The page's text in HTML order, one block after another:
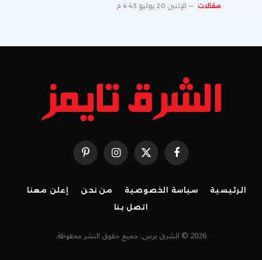
مقالات الإثنين 20 يوليو 4:43 م
فيسبوك X
(Twitter)
الانستغرامبينتيريست
الرئيسية سياسة الخصوصية من نحن
إعلن معنا
اتصل بنا
2026 © الشرق برس. جميع حقوق النشر محفوظة.